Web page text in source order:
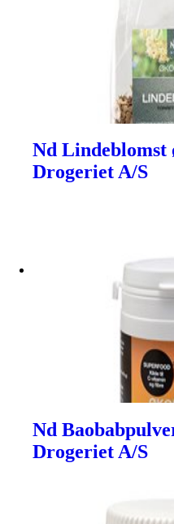
Nd Lindeblomst
Drogeriet A/S
Nd
Drogeriet A/S